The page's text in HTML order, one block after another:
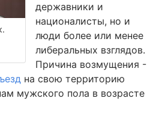
державники и
националисты, но и
люди более или менее
либеральных взглядов.
Причина возмущения -
на свою территорию
мужского пола в возрасте